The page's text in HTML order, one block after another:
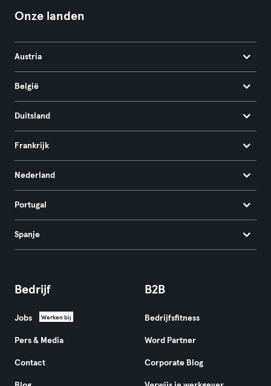
Onze landen
Austria
België
Duitsland
Frankrijk
Nederland
Portugal
Spanje
Bedrijf
Jobs Werken bij
Pers & Media
Contact
B2B
Bedrijfsfitness
Word Partner
Corporate Blog